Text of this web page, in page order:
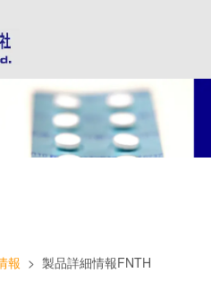
報 > 製品詳細情報FNTH